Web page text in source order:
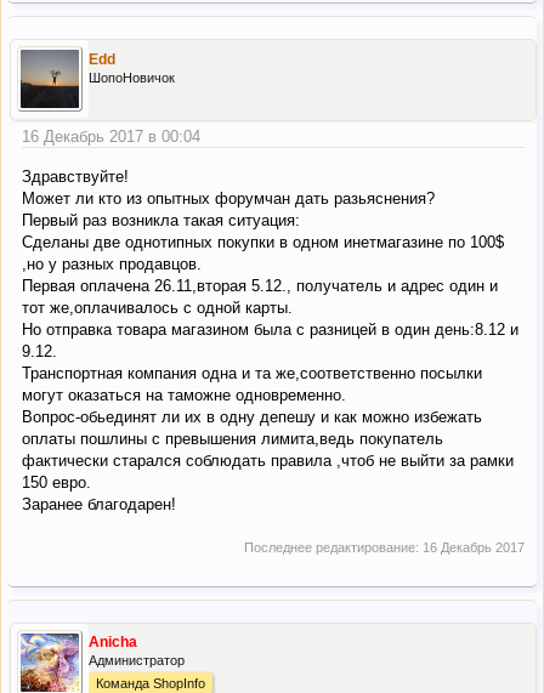
Edd
ШопоНовичок
16 Декабрь 2017 в 00:04
Здравствуйте!
Может ли кто из опытных форумчан дать разьяснения?
Первый раз возникла такая ситуация:
Сделаны две однотипных покупки в одном инетмагазине по 100$
,но у разных продавцов.
Первая оплачена 26.11,вторая 5.12., получатель и адрес один и
тот же,оплачивалось с одной карты.
Но отправка товара магазином была с разницей в один день:8.12 и
9.12.
Транспортная компания одна и та же,соответственно посылки
могут оказаться на таможне одновременно.
Вопрос-обьединят ли их в одну депешу и как можно избежать
оплаты пошлины с превышения лимита,ведь покупатель
фактически старался соблюдать правила ,чтоб не выйти за рамки
150 евро.
Заранее благодарен!
Последнее редактирование: 16 Декабрь 2017
Anicha
Администратор
Команда ShopInfo